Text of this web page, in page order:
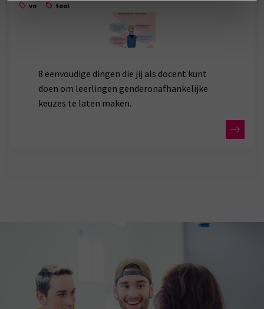
vo tool
8 eenvoudige dingen die jij als docent kunt
doen om leerlingen genderonafhankelijke
keuzes te laten maken.